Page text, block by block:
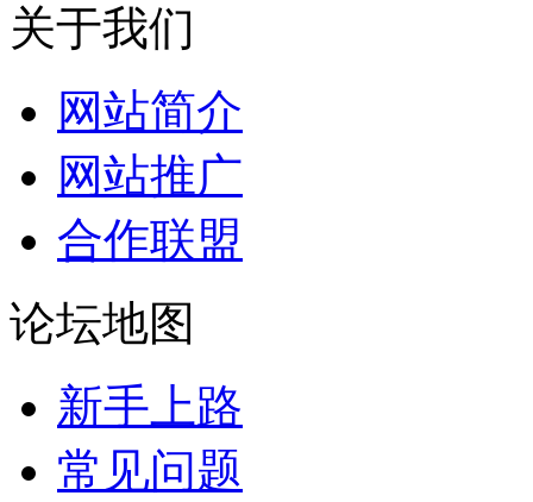
关于我们
网站简介
网站推广
合作联盟
论坛地图
新手上路
常见问题